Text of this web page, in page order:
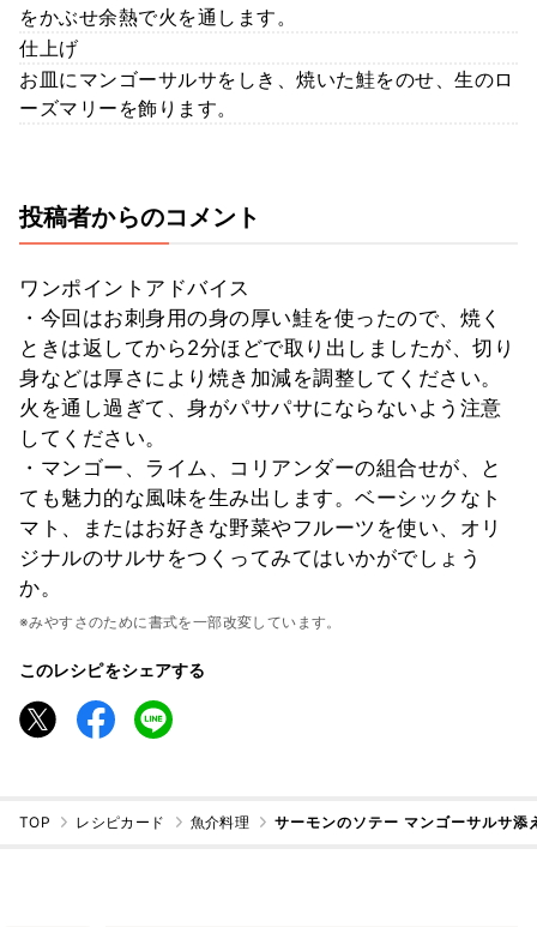
をかぶせ余熱で火を通します。
仕上げ
お皿にマンゴーサルサをしき、焼いた鮭をのせ、生のロ
ーズマリーを飾ります。
投稿者からのコメント
ワンポイントアドバイス
・今回はお刺身用の身の厚い鮭を使ったので、焼く
ときは返してから2分ほどで取り出しましたが、切り
身などは厚さにより焼き加減を調整してください。
火を通し過ぎて、身がパサパサにならないよう注意
してください。
・マンゴー、ライム、コリアンダーの組合せが、と
ても魅力的な風味を生み出します。ベーシックなト
マト、またはお好きな野菜やフルーツを使い、オリ
ジナルのサルサをつくってみてはいかがでしょう
か。
※みやすさのために書式を一部改変しています。
このレシピをシェアする
TOP レシピカード 魚介料理 サーモンのソテー マンゴーサルサ添